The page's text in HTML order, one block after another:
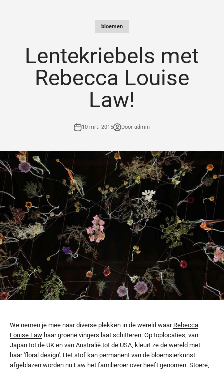
bloemen
Lentekriebels met
Rebecca Louise
Law!
10 mrt. 2015 Door admin
We nemen je mee naar diverse plekken in de wereld waar Rebecca
Louise Law haar groene vingers laat schitteren. Op toplocaties, van
Japan tot de UK en van Australië tot de USA, kleurt ze de wereld met
haar 'floral design'. Het stof kan permanent van de bloemsierkunst
afgeblazen worden nu Law het familieroer over heeft genomen. Stoere,